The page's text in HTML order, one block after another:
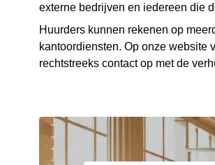
externe bedrijven en iedereen die
Huurders kunnen rekenen op
kantoordiensten. Op onze website
rechtstreeks contact op met de